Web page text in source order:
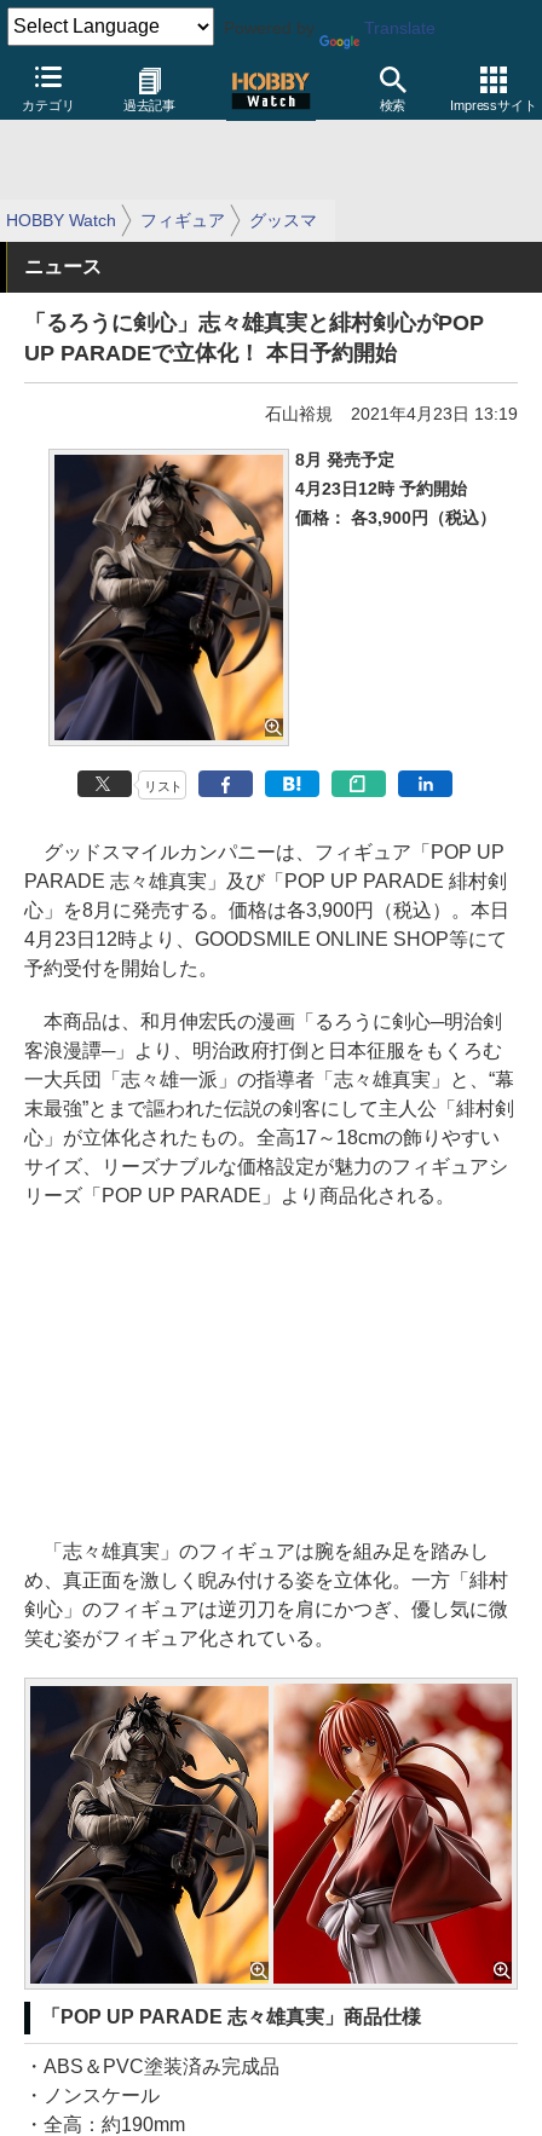
Powered by Translate
カテゴリ 過去記事 検索 Impressサイト
HOBBY Watch フィギュア グッスマ
ニュース
「るろうに剣心」志々雄真実と緋村剣心がPOP
UP PARADEで立体化！ 本日予約開始
石山裕規 2021年4月23日 13:19
8月 発売予定
4月23日12時 予約開始
価格： 各3,900円（税込）
リスト
グッドスマイルカンパニーは、フィギュア「POP UP
PARADE 志々雄真実」及び「POP UP PARADE 緋村剣
心」を8月に発売する。価格は各3,900円（税込）。本日
4月23日12時より、GOODSMILE ONLINE SHOP等にて
予約受付を開始した。
本商品は、和月伸宏氏の漫画「るろうに剣心─明治剣
客浪漫譚─」より、明治政府打倒と日本征服をもくろむ
一大兵団「志々雄一派」の指導者「志々雄真実」と、“幕
末最強”とまで謳われた伝説の剣客にして主人公「緋村剣
心」が立体化されたもの。全高17～18cmの飾りやすい
サイズ、リーズナブルな価格設定が魅力のフィギュアシ
リーズ「POP UP PARADE」より商品化される。
「志々雄真実」のフィギュアは腕を組み足を踏みし
め、真正面を激しく睨み付ける姿を立体化。一方「緋村
剣心」のフィギュアは逆刃刀を肩にかつぎ、優し気に微
笑む姿がフィギュア化されている。
「POP UP PARADE 志々雄真実」商品仕様
・ABS＆PVC塗装済み完成品
・ノンスケール
・全高：約190mm